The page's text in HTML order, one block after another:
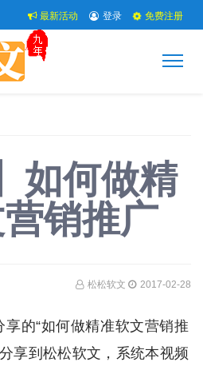
最新活动 登录 免费注册
如何做精
销推广
松松软文 2017-02-28
的“如何做精准软文营销推
享到松松软文，系统本视频